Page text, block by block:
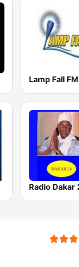
Lamp Fall FM
Radio Dakar